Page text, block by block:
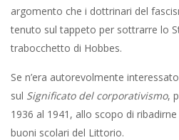
argomento che i dottrinari del
tenuto sul tappeto per sottrarre lo
trabocchetto di Hobbes.
Se n’era autorevolmente
sul Significato del corporativismo,
1936 al 1941, allo scopo di
buoni scolari del Littorio.